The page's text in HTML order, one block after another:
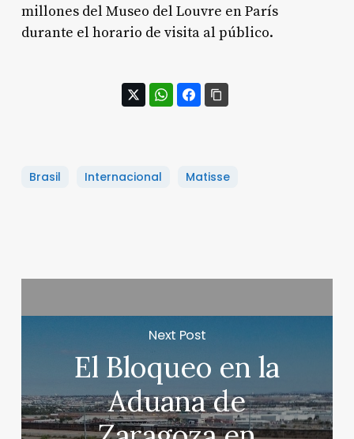
millones del Museo del Louvre en París
durante el horario de visita al público.
Brasil Internacional Matisse
Next Post
El Bloqueo en la
Aduana de